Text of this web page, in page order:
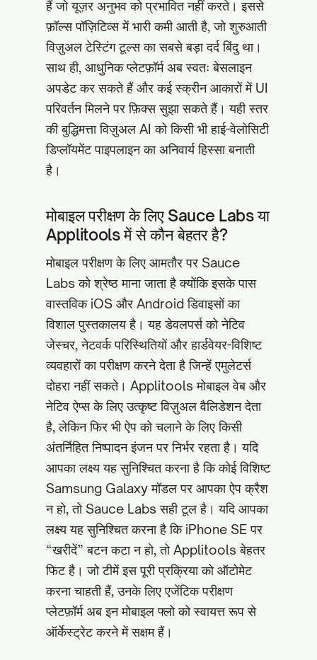
हैं जो यूज़र अनुभव को प्रभावित नहीं करते। इससे
फ़ॉल्स पॉज़िटिव्स में भारी कमी आती है, जो शुरुआती
विज़ुअल टेस्टिंग टूल्स का सबसे बड़ा दर्द बिंदु था।
साथ ही, आधुनिक प्लेटफ़ॉर्म अब स्वतः बेसलाइन
अपडेट कर सकते हैं और कई स्क्रीन आकारों में UI
परिवर्तन मिलने पर फ़िक्स सुझा सकते हैं। यही स्तर
की बुद्धिमत्ता विज़ुअल AI को किसी भी हाई-वेलोसिटी
डिप्लॉयमेंट पाइपलाइन का अनिवार्य हिस्सा बनाती
है।
मोबाइल परीक्षण के लिए Sauce Labs या
Applitools में से कौन बेहतर है?
मोबाइल परीक्षण के लिए आमतौर पर Sauce
Labs को श्रेष्ठ माना जाता है क्योंकि इसके पास
वास्तविक iOS और Android डिवाइसों का
विशाल पुस्तकालय है। यह डेवलपर्स को नेटिव
जेस्चर, नेटवर्क परिस्थितियों और हार्डवेयर-विशिष्ट
व्यवहारों का परीक्षण करने देता है जिन्हें एमुलेटर्स
दोहरा नहीं सकते। Applitools मोबाइल वेब और
नेटिव ऐप्स के लिए उत्कृष्ट विज़ुअल वैलिडेशन देता
है, लेकिन फिर भी ऐप को चलाने के लिए किसी
अंतर्निहित निष्पादन इंजन पर निर्भर रहता है। यदि
आपका लक्ष्य यह सुनिश्चित करना है कि कोई विशिष्ट
Samsung Galaxy मॉडल पर आपका ऐप क्रैश
न हो, तो Sauce Labs सही टूल है। यदि आपका
लक्ष्य यह सुनिश्चित करना है कि iPhone SE पर
“खरीदें” बटन कटा न हो, तो Applitools बेहतर
फिट है। जो टीमें इस पूरी प्रक्रिया को ऑटोमेट
करना चाहती हैं, उनके लिए एजेंटिक परीक्षण
प्लेटफ़ॉर्म अब इन मोबाइल फ्लो को स्वायत्त रूप से
ऑर्केस्ट्रेट करने में सक्षम हैं।